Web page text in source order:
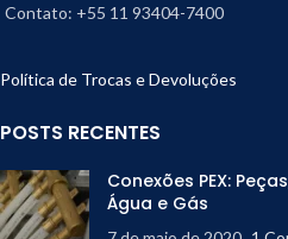
Contato: +55 11 93404-7400
Política de Trocas e Devoluções
POSTS RECENTES
Conexões PEX:
Água e Gás